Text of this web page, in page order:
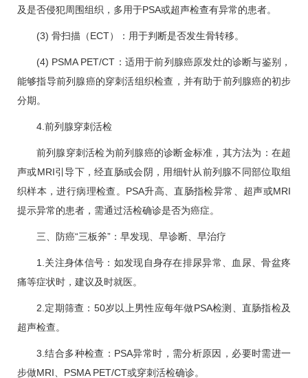
及是否侵犯周围组织，多用于PSA或超声检查有异常的患者。
(3) 骨扫描（ECT）：用于判断是否发生骨转移。
(4) PSMA PET/CT：适用于前列腺癌原发灶的诊断与鉴别，
能够指导前列腺癌的穿刺活组织检查，并有助于前列腺癌的初步
分期。
4.前列腺穿刺活检
前列腺穿刺活检为前列腺癌的诊断金标准，其方法为：在超
声或MRI引导下，经直肠或会阴，用细针从前列腺不同部位取组
织样本，进行病理检查。PSA升高、直肠指检异常、超声或MRI
提示异常的患者，需通过活检确诊是否为癌症。
三、防癌“三板斧”：早发现、早诊断、早治疗
1.关注身体信号：如发现自身存在排尿异常、血尿、骨盆疼
痛等症状时，建议及时就医。
2.定期筛查：50岁以上男性应每年做PSA检测、直肠指检及
超声检查。
3.结合多种检查：PSA异常时，需分析原因，必要时需进一
步做MRI、PSMA PET/CT或穿刺活检确诊。